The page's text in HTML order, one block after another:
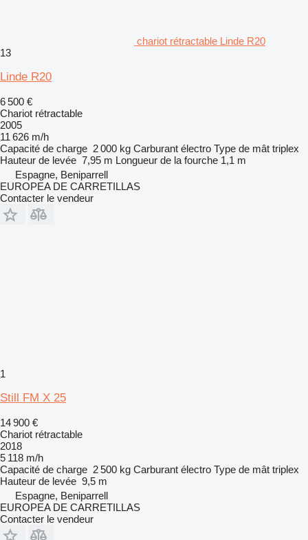
chariot rétractable Linde R20
13
Linde R20
6 500 €
Chariot rétractable
2005
11 626 m/h
Capacité de charge 2 000 kg Carburant électro Type de mât triplex
Hauteur de levée 7,95 m Longueur de la fourche 1,1 m
Espagne, Beniparrell
EUROPEA DE CARRETILLAS
Contacter le vendeur
1
Still FM X 25
14 900 €
Chariot rétractable
2018
5 118 m/h
Capacité de charge 2 500 kg Carburant électro Type de mât triplex
Hauteur de levée 9,5 m
Espagne, Beniparrell
EUROPEA DE CARRETILLAS
Contacter le vendeur